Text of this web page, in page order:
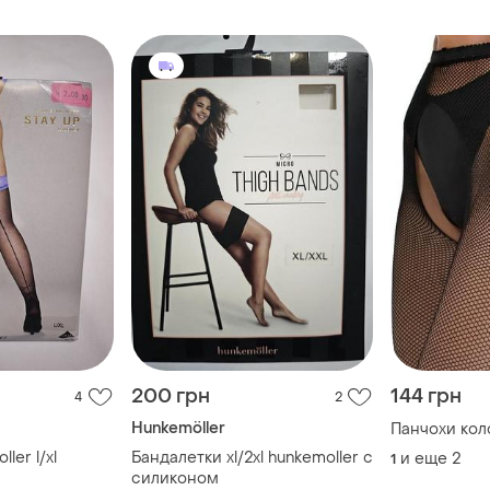
4
l/xl
200 грн 2
Hunkemöller
Бандалетки xl/2xl hunkemoller с
силиконом
144 грн
Панчохи
1 и еще 2